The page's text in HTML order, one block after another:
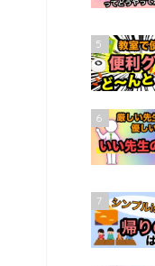
5
6
7